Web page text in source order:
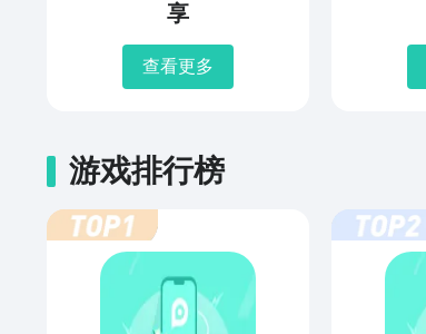
享
查看更多
游戏排行榜